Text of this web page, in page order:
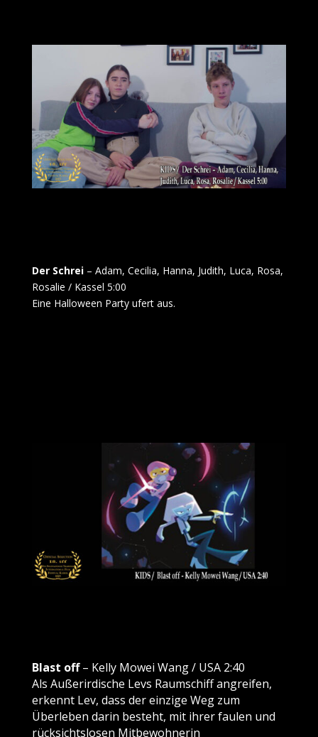
Der Schrei– Adam, Cecilia, Hanna, Judith, Luca, Rosa,
Rosalie / Kassel 5:00
Eine Halloween Party ufert aus.
Blast off– Kelly Mowei Wang / USA 2:40
Als Außerirdische Levs Raumschiff angreifen,
erkennt Lev, dass der einzige Weg zum
Überleben darin besteht, mit ihrer faulen und
rücksichtslosen Mitbewohnerin